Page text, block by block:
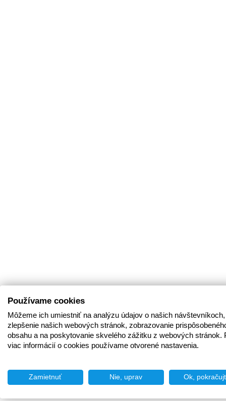
Používame cookies
Môžeme ich umiestniť na analýzu údajov o našich
zlepšenie našich webových stránok, zobrazovanie
obsahu a na poskytovanie skvelého zážitku z webových stránok.
viac informácií o cookies používame otvorené nastavenia.
Zamietnuť Nie, uprav Ok,